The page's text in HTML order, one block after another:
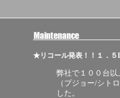
★リコール発表！！１．５
弊社で１００台
（プジョー/シト
した。